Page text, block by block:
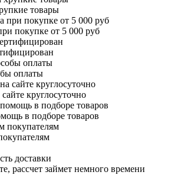
товары
покупке от 5 000 руб
оплаты
круглосуточно
в подборе товаров
доставки
рассчет займет немного времени